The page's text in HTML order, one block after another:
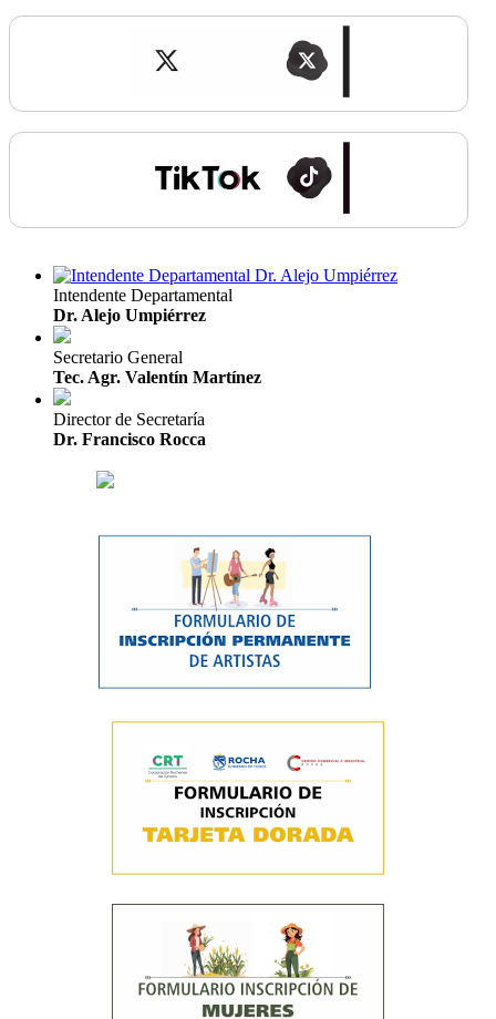
Intendente Departamental
Dr. Alejo Umpiérrez
Secretario General
Tec. Agr. Valentín Martínez
Director de Secretaría
Dr. Francisco Rocca